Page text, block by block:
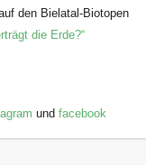
den Bielatal-Biotopen
die Erde?“
und facebook